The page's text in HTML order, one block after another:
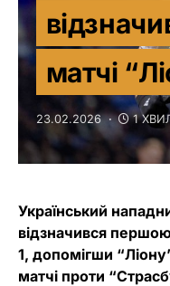
матчі
23.02.2026 1
Український
відзначився
1, допомігши
матчі проти